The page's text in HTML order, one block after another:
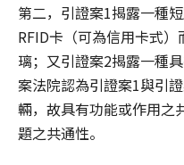
第二，引證案1揭露一種
RFID卡（可為信用卡式
璃；又引證案2揭露一種
案法院認為引證案1與引
輛，故具有功能或作用之
題之共通性。